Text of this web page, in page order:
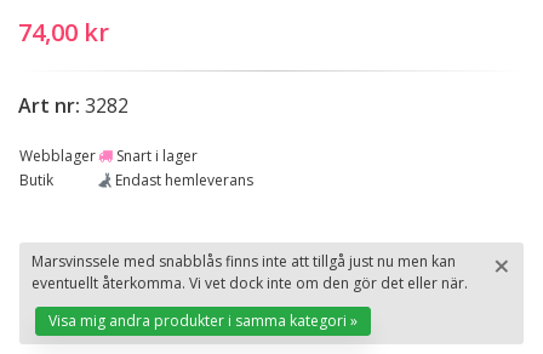
74,00 kr
Art nr: 3282
Webblager
Snart i lager
Butik
Endast hemleverans
×
Marsvinssele med snabblås finns inte att tillgå just nu men kan
eventuellt återkomma. Vi vet dock inte om den gör det eller när.
Visa mig andra produkter i samma kategori »